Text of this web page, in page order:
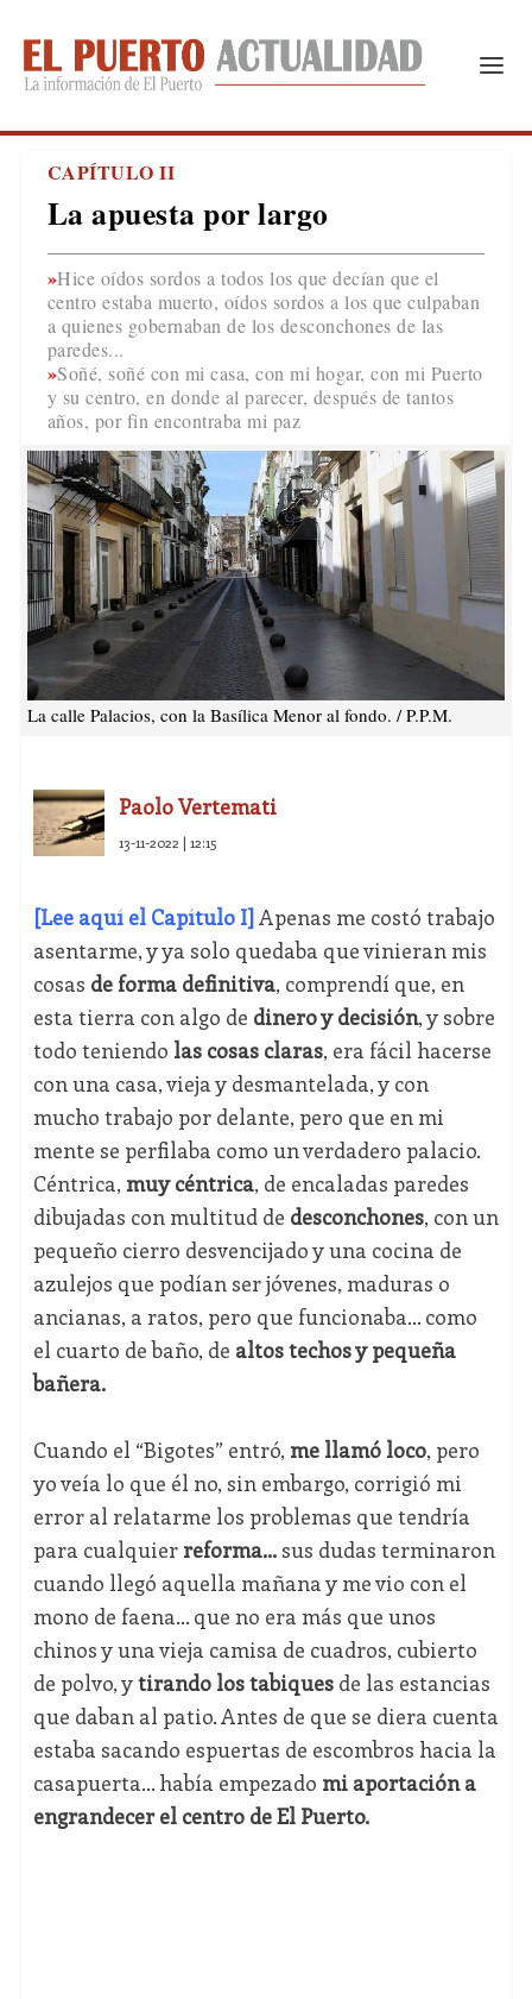
CAPÍTULO II
La apuesta por largo
Hice oídos sordos a todos los que decían que el
centro estaba muerto, oídos sordos a los que culpaban
a quienes gobernaban de los desconchones de las
paredes...
Soñé, soñé con mi casa, con mi hogar, con mi Puerto
y su centro, en donde al parecer, después de tantos
años, por fin encontraba mi paz
La calle Palacios, con la Basílica Menor al fondo. / P.P.M.
Paolo Vertemati
13-11-2022 | 12:15
[Lee aquí el Capítulo I]Apenas me costó trabajo
asentarme, y ya solo quedaba que vinieran mis
cosas de forma definitiva, comprendí que, en
esta tierra con algo de dinero y decisión, y sobre
todo teniendo las cosas claras, era fácil hacerse
con una casa, vieja y desmantelada, y con
mucho trabajo por delante, pero que en mi
mente se perfilaba como un verdadero palacio.
Céntrica, muy céntrica, de encaladas paredes
dibujadas con multitud de desconchones, con un
pequeño cierro desvencijado y una cocina de
azulejos que podían ser jóvenes, maduras o
ancianas, a ratos, pero que funcionaba… como
el cuarto de baño, de altos techos y pequeña
bañera.
Cuando el “Bigotes” entró, me llamó loco, pero
yo veía lo que él no, sin embargo, corrigió mi
error al relatarme los problemas que tendría
para cualquier reforma…sus dudas terminaron
cuando llegó aquella mañana y me vio con el
mono de faena… que no era más que unos
chinos y una vieja camisa de cuadros, cubierto
de polvo, ytirando los tabiquesde las estancias
que daban al patio. Antes de que se diera cuenta
estaba sacando espuertas de escombros hacia la
casapuerta… había empezado mi aportación a
engrandecer el centro de El Puerto.